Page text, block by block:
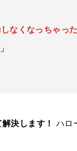
しなくなっちゃっ
決します！
ハロ